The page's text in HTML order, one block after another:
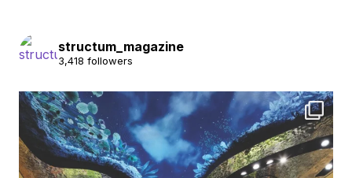
structum_magazine
3,418 followers